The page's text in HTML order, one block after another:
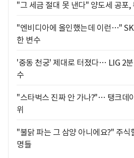
"그 세금 절대 못 낸다" 양도세 공포,
"엔비디아에 올인했는데 이런…"
한 변수
'중동 천궁' 제대로 터졌다… LIG 2
수
"스타벅스 진짜 안 가나?"… 탱크데
위
"불닭 파는 그 삼양 아니에요?" 주식
명들